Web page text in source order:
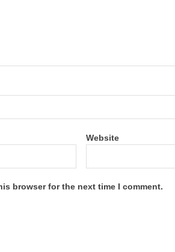
Website
browser for the next time I comment.